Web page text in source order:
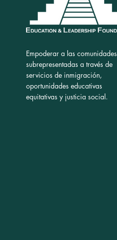
Empoderar a las comunidades
subrepresentadas a través de
servicios de inmigración,
oportunidades educativas
equitativas y justicia social.